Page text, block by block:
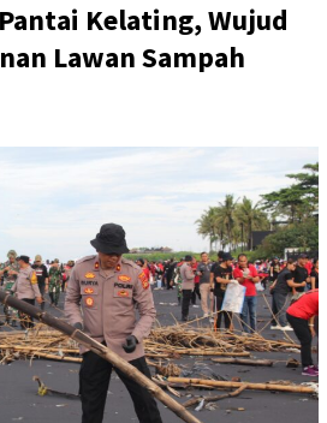
Kelating, Wujud
Lawan Sampah